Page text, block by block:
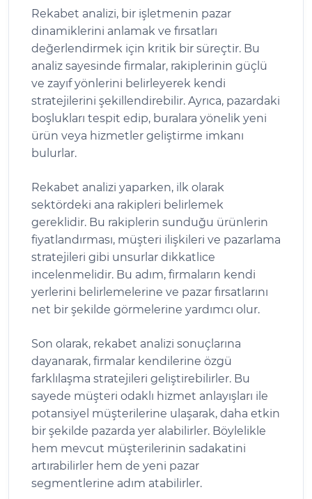
Rekabet analizi, bir işletmenin pazar
dinamiklerini anlamak ve fırsatları
değerlendirmek için kritik bir süreçtir. Bu
analiz sayesinde firmalar, rakiplerinin güçlü
ve zayıf yönlerini belirleyerek kendi
stratejilerini şekillendirebilir. Ayrıca, pazardaki
boşlukları tespit edip, buralara yönelik yeni
ürün veya hizmetler geliştirme imkanı
bulurlar.
Rekabet analizi yaparken, ilk olarak
sektördeki ana rakipleri belirlemek
gereklidir. Bu rakiplerin sunduğu ürünlerin
fiyatlandırması, müşteri ilişkileri ve pazarlama
stratejileri gibi unsurlar dikkatlice
incelenmelidir. Bu adım, firmaların kendi
yerlerini belirlemelerine ve pazar fırsatlarını
net bir şekilde görmelerine yardımcı olur.
Son olarak, rekabet analizi sonuçlarına
dayanarak, firmalar kendilerine özgü
farklılaşma stratejileri geliştirebilirler. Bu
sayede müşteri odaklı hizmet anlayışları ile
potansiyel müşterilerine ulaşarak, daha etkin
bir şekilde pazarda yer alabilirler. Böylelikle
hem mevcut müşterilerinin sadakatini
artırabilirler hem de yeni pazar
segmentlerine adım atabilirler.